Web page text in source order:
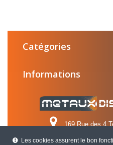
Les cookies assurent le bon
Catégories
Informations
169 Rue des 4